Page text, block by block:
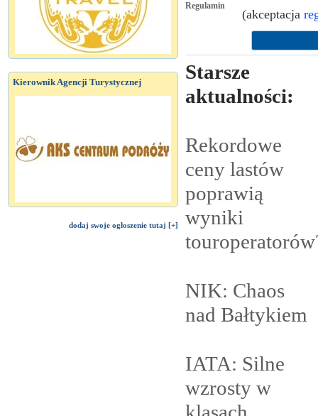
Kierownik Agencji Turystycznej
dodaj swoje ogłoszenie tutaj [+]
Regulamin
(akceptacja
Starsze
aktualności:
Rekordowe
ceny lastów
poprawią
wyniki
NIK: Chaos
nad Bałtykiem
IATA: Silne
wzrosty w